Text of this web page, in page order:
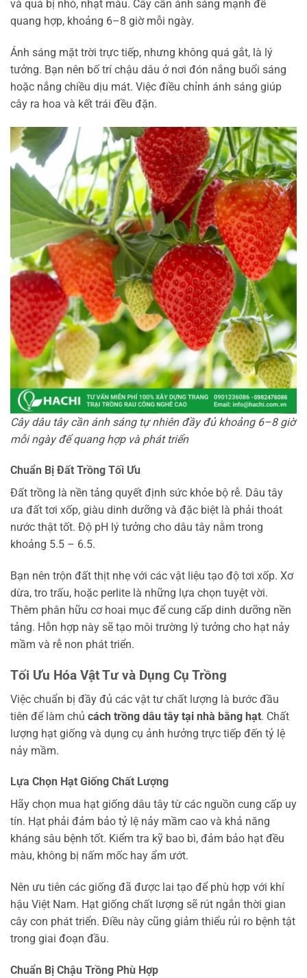
và quả bị nhỏ, nhạt màu. Cây cần ánh sáng mạnh để
quang hợp, khoảng 6–8 giờ mỗi ngày.
Ánh sáng mặt trời trực tiếp, nhưng không quá gắt, là lý
tưởng. Bạn nên bố trí chậu dâu ở nơi đón nắng buổi sáng
hoặc nắng chiều dịu mát. Việc điều chỉnh ánh sáng giúp
cây ra hoa và kết trái đều đặn.
Cây dâu tây cần ánh sáng tự nhiên đầy đủ khoảng 6–8 giờ
mỗi ngày để quang hợp và phát triển
Chuẩn Bị Đất Trồng Tối Ưu
Đất trồng là nền tảng quyết định sức khỏe bộ rễ. Dâu tây
ưa đất tơi xốp, giàu dinh dưỡng và đặc biệt là phải thoát
nước thật tốt. Độ pH lý tưởng cho dâu tây nằm trong
khoảng 5.5 – 6.5.
Bạn nên trộn đất thịt nhẹ với các vật liệu tạo độ tơi xốp. Xơ
dừa, tro trấu, hoặc perlite là những lựa chọn tuyệt vời.
Thêm phân hữu cơ hoai mục để cung cấp dinh dưỡng nền
tảng. Hỗn hợp này sẽ tạo môi trường lý tưởng cho hạt nảy
mầm và rễ non phát triển.
Tối Ưu Hóa Vật Tư và Dụng Cụ Trồng
Việc chuẩn bị đầy đủ các vật tư chất lượng là bước đầu
tiên để làm chủ cách trồng dâu tây tại nhà bằng hạt. Chất
lượng hạt giống và dụng cụ ảnh hưởng trực tiếp đến tỷ lệ
nảy mầm.
Lựa Chọn Hạt Giống Chất Lượng
Hãy chọn mua hạt giống dâu tây từ các nguồn cung cấp uy
tín. Hạt phải đảm bảo tỷ lệ nảy mầm cao và khả năng
kháng sâu bệnh tốt. Kiểm tra kỹ bao bì, đảm bảo hạt đều
màu, không bị nấm mốc hay ẩm ướt.
Nên ưu tiên các giống đã được lai tạo để phù hợp với khí
hậu Việt Nam. Hạt giống chất lượng sẽ rút ngắn thời gian
cây con phát triển. Điều này cũng giảm thiểu rủi ro bệnh tật
trong giai đoạn đầu.
Chuẩn Bị Chậu Trồng Phù Hợp